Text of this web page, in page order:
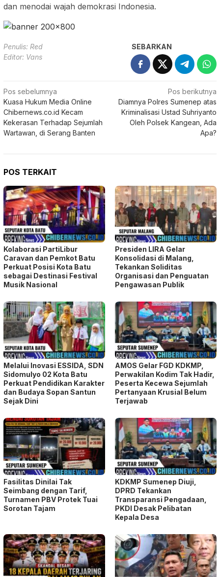
dan menodai wajah demokrasi Indonesia.
Penulis: Red
Editor: Vans
SEBARKAN
Navigasi
pos
Pos sebelumnya
Kuasa Hukum Media Online
Chibernews.co.id Kecam
Kekerasan Terhadap Sejumlah
Wartawan, di Serang Banten
Pos berikutnya
Diamnya Polres Sumenep atas
Kriminalisasi Ustad Suhriyanto
Oleh Polsek Kangean, Ada
Apa?
POS TERKAIT
Kolaborasi PartiLibur
Caravan dan Pemkot Batu
Perkuat Posisi Kota Batu
sebagai Destinasi Festival
Musik Nasional
Presiden LIRA Gelar
Konsolidasi di Malang,
Tekankan Soliditas
Organisasi dan Penguatan
Pengawasan Publik
Melalui Inovasi ESSIDA, SDN
Sidomulyo 02 Kota Batu
Perkuat Pendidikan Karakter
dan Budaya Sopan Santun
Sejak Dini
AMOS Gelar FGD KDKMP,
Perwakilan Kodim Tak Hadir,
Peserta Kecewa Sejumlah
Pertanyaan Krusial Belum
Terjawab
Fasilitas Dinilai Tak
Seimbang dengan Tarif,
Turnamen PBV Protek Tuai
Sorotan Tajam
KDKMP Sumenep Diuji,
DPRD Tekankan
Transparansi Pengadaan,
PKDI Desak Pelibatan
Kepala Desa